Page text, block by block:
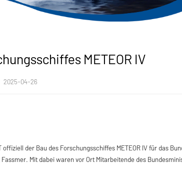
METEOR IV
2025-04-26
der Bau des Forschungsschiffes METEOR IV für das
Mit dabei waren vor Ort Mitarbeitende des